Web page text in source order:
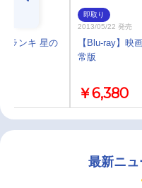
ランキ 星の
即取り
2013/05/22 発売
【Blu-ray】映
常版
￥6,380
最新ニ